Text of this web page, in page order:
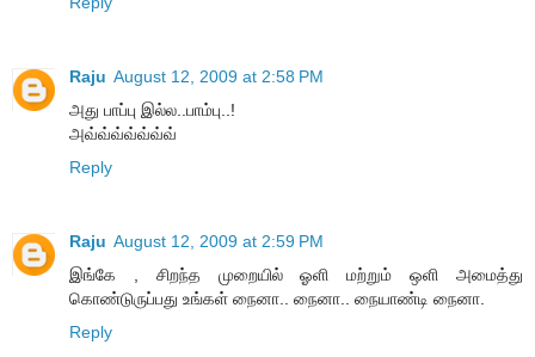
Raju August 12, 2009 at 2:58 PM
அது பாப்பு இல்ல..பாம்பு..!
அவ்வ்வ்வ்வ்வ்வ்
Reply
Raju August 12, 2009 at 2:59 PM
இங்கே , சிறந்த முறையில் ஓளி மற்றும் ஒளி அமைத்து
கொண்டுருப்பது உங்கள் நைனா.. நைனா.. நையாண்டி நைனா.
Reply